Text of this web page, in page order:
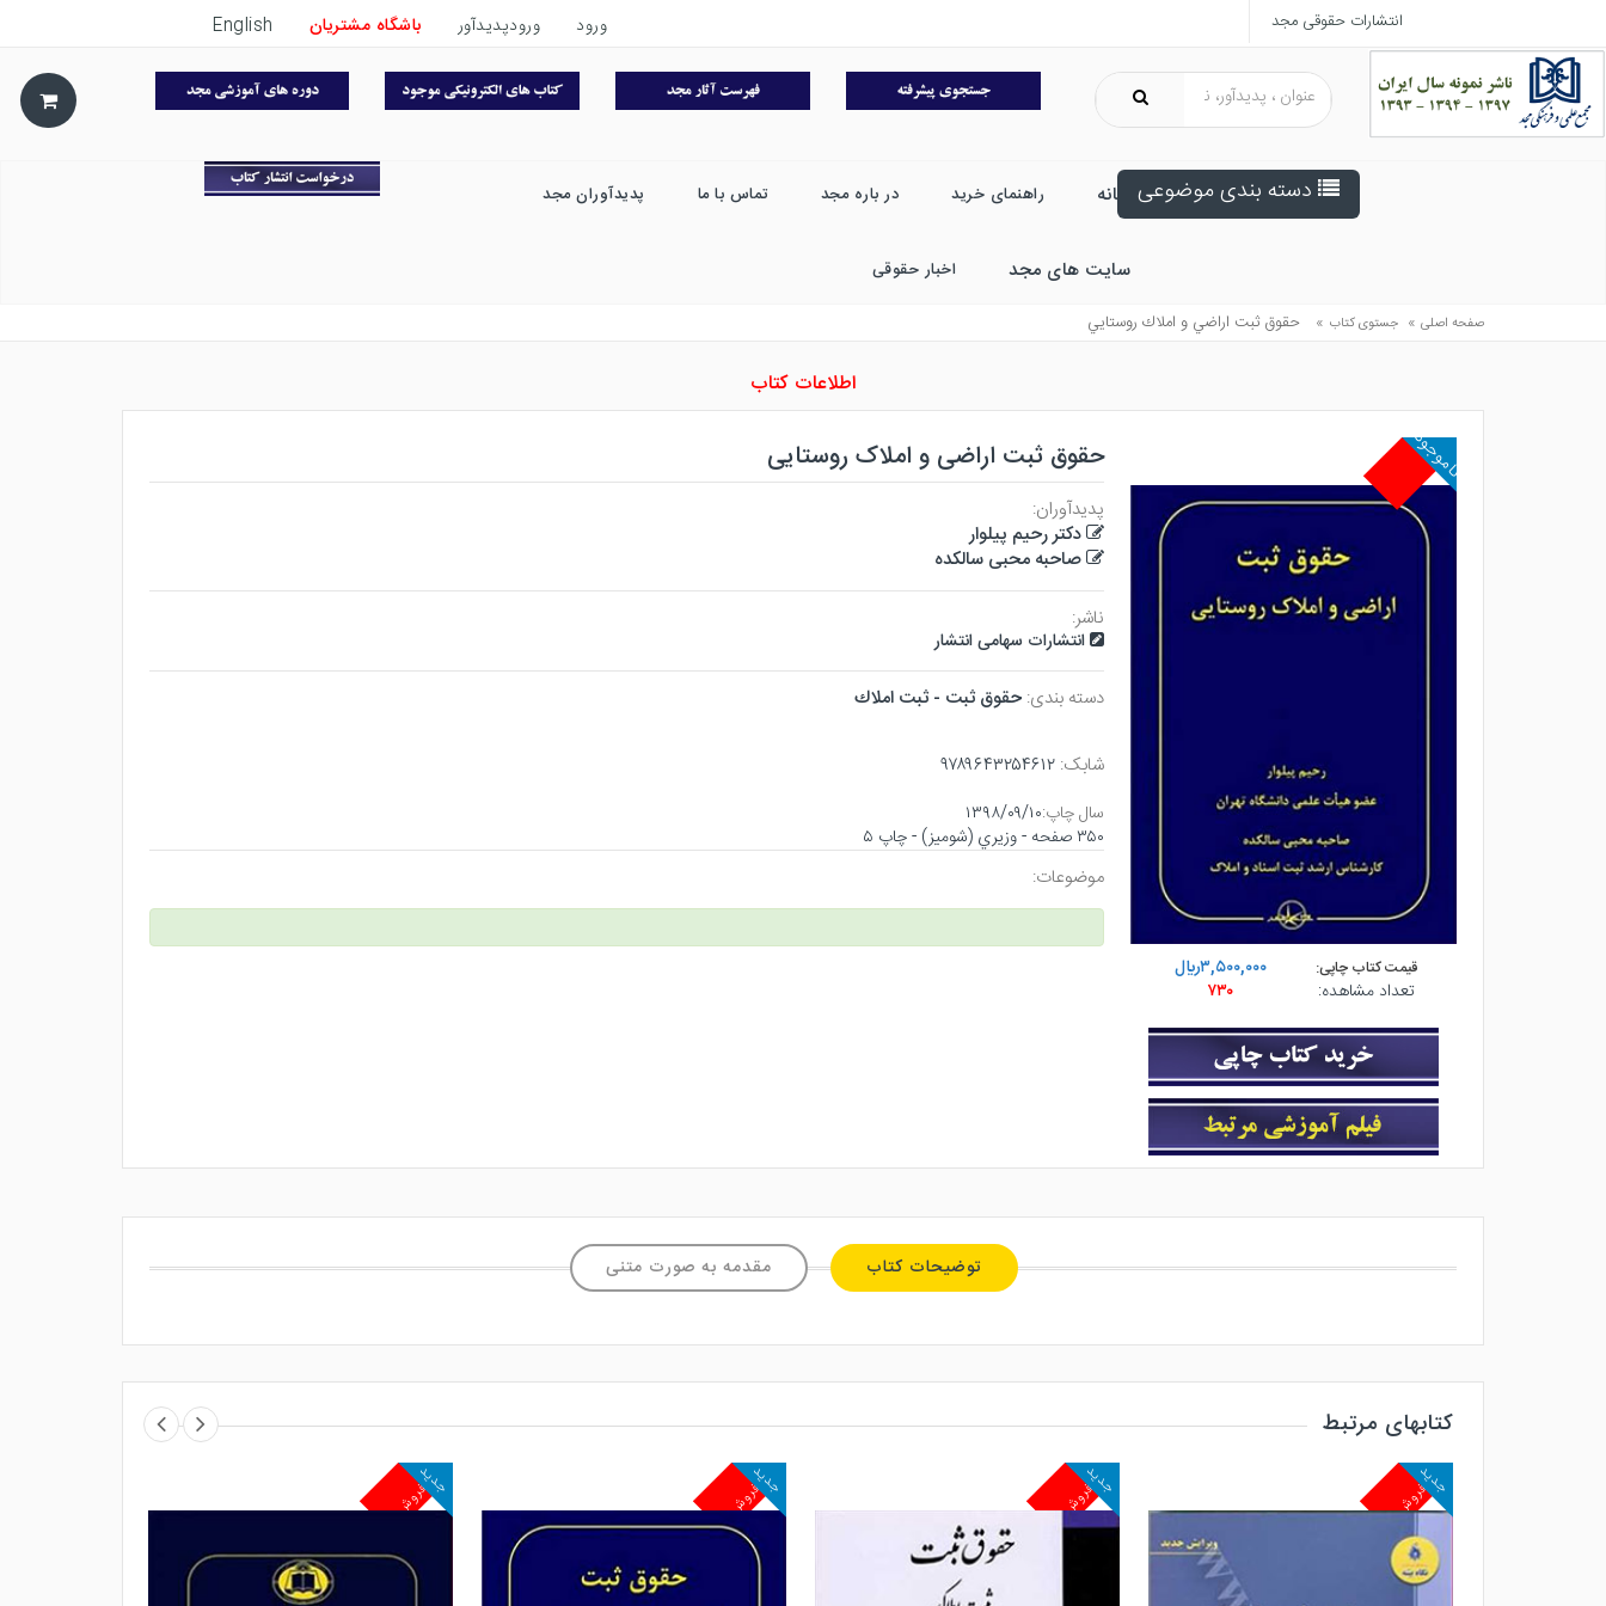
انتشارات حقوقی مجد ورود ورودپدیدآور باشگاه مشتریان English
دسته بندی موضوعی خانه راهنمای خرید در باره مجد تماس با ما پدیدآوران مجد
سایت های مجد اخبار حقوقی
صفحه اصلی » جستوی کتاب » حقوق ثبت اراضي و املاك روستايي
اطلاعات کتاب
ناموجود
قیمت کتاب چاپی:
۳,۵۰۰,۰۰۰ريال
تعداد مشاهده:
۷۳۰
حقوق ثبت اراضی و املاک روستایی
پدیدآوران:
دکتر رحیم پیلوار
صاحبه محبی سالکده
ناشر:
انتشارات سهامی انتشار
دسته بندی:حقوق ثبت - ثبت املاك
شابک:۹۷۸۹۶۴۳۲۵۴۶۱۲
سال چاپ:۱۳۹۸/۰۹/۱۰
۳۵۰ صفحه - وزيري (شوميز) - چاپ ۵
موضوعات:
توضیحات کتاب مقدمه به صورت متنی
کتابهای مرتبط
پرفروش
جدید پرفروش
جدید پرفروش
جدید پرفروش
جدید